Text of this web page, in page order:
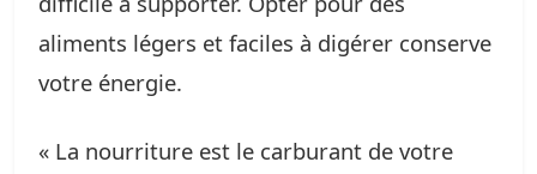
aliments légers et faciles à digérer conserve
votre énergie.
« La nourriture est le carburant de votre